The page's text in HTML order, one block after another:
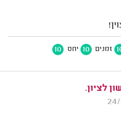
זמנים 10 יחס 10
לציון.